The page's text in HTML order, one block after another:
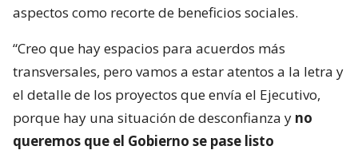
aspectos como recorte de beneficios sociales.
“Creo que hay espacios para acuerdos más
transversales, pero vamos a estar atentos a la letra y
el detalle de los proyectos que envía el Ejecutivo,
porque hay una situación de desconfianza y no
queremos que el Gobierno se pase listo